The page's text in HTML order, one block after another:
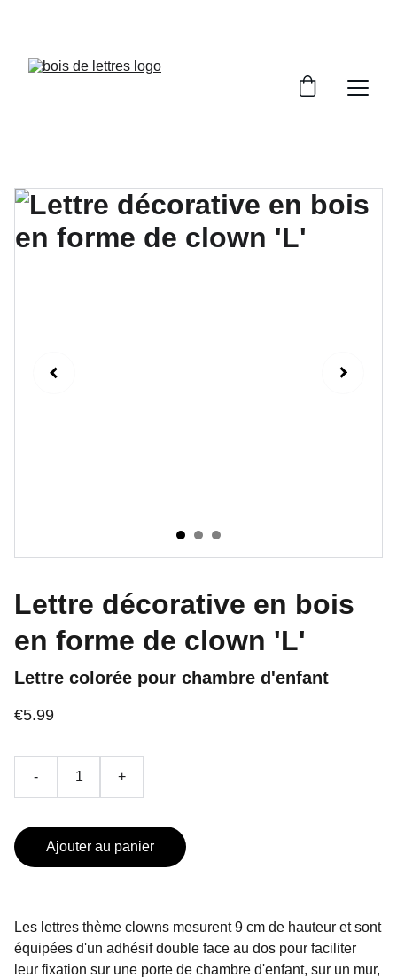
Lettre décorative en bois
en forme de clown 'L'
Lettre colorée pour chambre d'enfant
€5.99
- +
Ajouter au panier
Les lettres thème clowns mesurent 9 cm de hauteur et sont
équipées d'un adhésif double face au dos pour faciliter
leur fixation sur une porte de chambre d'enfant, sur un mur,